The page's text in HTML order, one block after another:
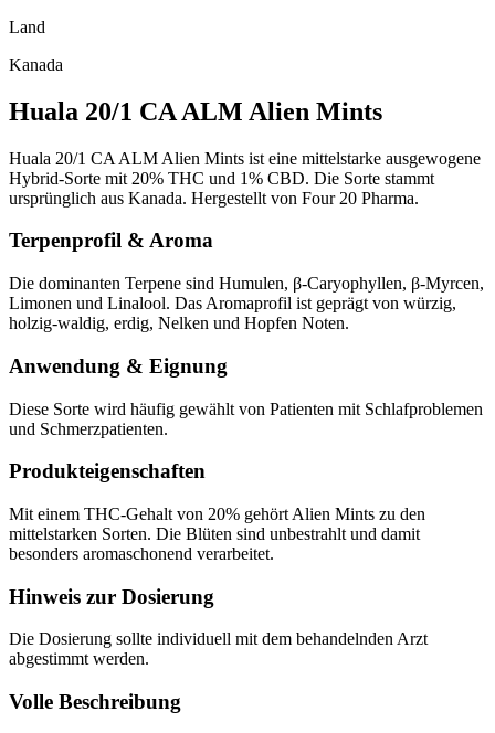
Land
Kanada
Huala 20/1 CA ALM Alien Mints
Huala 20/1 CA ALM Alien Mints ist eine mittelstarke ausgewogene
Hybrid-Sorte mit 20% THC und 1% CBD. Die Sorte stammt
ursprünglich aus Kanada. Hergestellt von Four 20 Pharma.
Terpenprofil & Aroma
Die dominanten Terpene sind Humulen, β-Caryophyllen, β-Myrcen,
Limonen und Linalool. Das Aromaprofil ist geprägt von würzig,
holzig-waldig, erdig, Nelken und Hopfen Noten.
Anwendung & Eignung
Diese Sorte wird häufig gewählt von Patienten mit Schlafproblemen
und Schmerzpatienten.
Produkteigenschaften
Mit einem THC-Gehalt von 20% gehört Alien Mints zu den
mittelstarken Sorten. Die Blüten sind unbestrahlt und damit
besonders aromaschonend verarbeitet.
Hinweis zur Dosierung
Die Dosierung sollte individuell mit dem behandelnden Arzt
abgestimmt werden.
Volle Beschreibung